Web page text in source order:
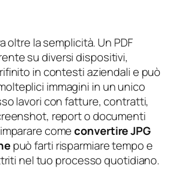
oltre la semplicità. Un PDF
su diversi dispositivi,
in contesti aziendali e può
immagini in un unico
lavori con fatture, contratti,
report o documenti
comeconvertire JPG
può farti risparmiare tempo e
nel tuo processo quotidiano.